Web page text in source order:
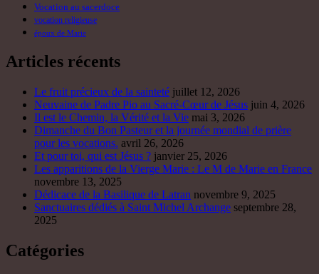
Vocation au sacerdoce
vocation religieuse
époux de Marie
Articles récents
Le fruit précieux de la sainteté juillet 12, 2026
Neuvaine de Padre Pio au Sacré-Cœur de Jésus juin 4, 2026
Il est le Chemin, la Vérité et la Vie mai 3, 2026
Dimanche du Bon Pasteur et la journée mondial de prière
pour les vocations. avril 26, 2026
Et pour toi, qui est Jésus ? janvier 25, 2026
Les apparitions de la Vierge Marie : Le M de Marie en France
novembre 13, 2025
Dédicace de la Basilique de Latran novembre 9, 2025
Sanctuaires dédiés à Saint Michel Archange septembre 28,
2025
Catégories